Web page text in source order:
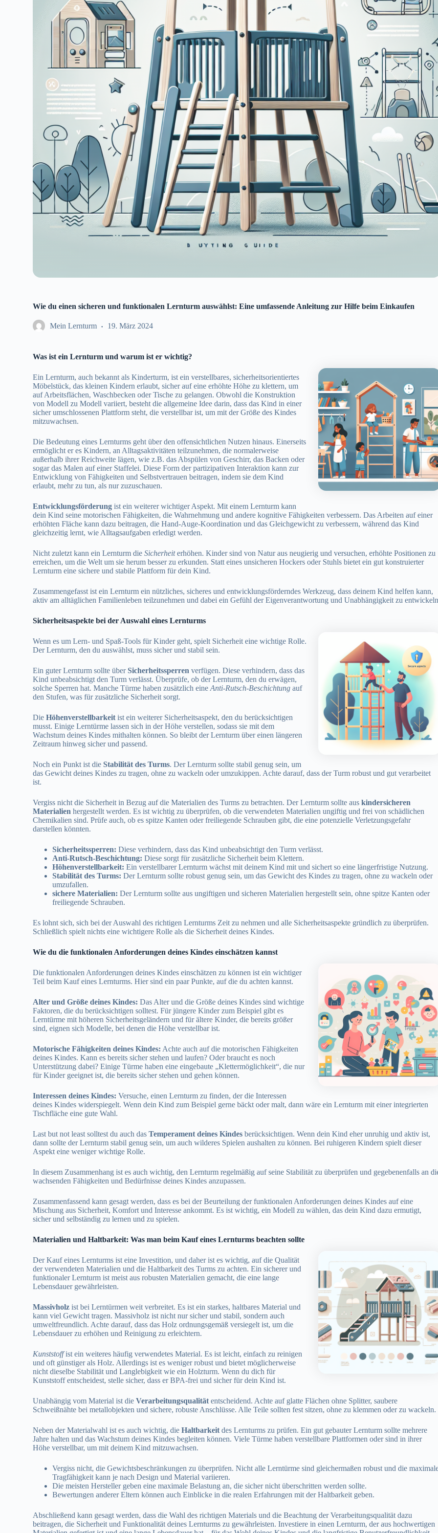
Wie du einen sicheren und funktionalen Lernturm auswählst: Eine umfassende Anleitung zur Hilfe beim Einkaufen
Mein Lernturm 19. März 2024
Was ist ein Lernturm und warum ist er wichtig?
Ein Lernturm, auch bekannt als Kinderturm, ist ein verstellbares, sicherheitsorientiertes
Möbelstück, das kleinen Kindern erlaubt, sicher auf eine erhöhte Höhe zu klettern, um
auf Arbeitsflächen, Waschbecken oder Tische zu gelangen. Obwohl die Konstruktion
von Modell zu Modell variiert, besteht die allgemeine Idee darin, dass das Kind in einer
sicher umschlossenen Plattform steht, die verstellbar ist, um mit der Größe des Kindes
mitzuwachsen.
Die Bedeutung eines Lernturms geht über den offensichtlichen Nutzen hinaus. Einerseits
ermöglicht er es Kindern, an Alltagsaktivitäten teilzunehmen, die normalerweise
außerhalb ihrer Reichweite lägen, wie z.B. das Abspülen von Geschirr, das Backen oder
sogar das Malen auf einer Staffelei. Diese Form der partizipativen Interaktion kann zur
Entwicklung von Fähigkeiten und Selbstvertrauen beitragen, indem sie dem Kind
erlaubt, mehr zu tun, als nur zuzuschauen.
Entwicklungsförderung ist ein weiterer wichtiger Aspekt. Mit einem Lernturm kann
dein Kind seine motorischen Fähigkeiten, die Wahrnehmung und andere kognitive Fähigkeiten verbessern. Das Arbeiten auf einer
erhöhten Fläche kann dazu beitragen, die Hand-Auge-Koordination und das Gleichgewicht zu verbessern, während das Kind
gleichzeitig lernt, wie Alltagsaufgaben erledigt werden.
Nicht zuletzt kann ein Lernturm dieSicherheiterhöhen. Kinder sind von Natur aus neugierig und versuchen, erhöhte Positionen zu
erreichen, um die Welt um sie herum besser zu erkunden. Statt eines unsicheren Hockers oder Stuhls bietet ein gut konstruierter
Lernturm eine sichere und stabile Plattform für dein Kind.
Zusammengefasst ist ein Lernturm ein nützliches, sicheres und entwicklungsförderndes Werkzeug, dass deinem Kind helfen kann,
aktiv am alltäglichen Familienleben teilzunehmen und dabei ein Gefühl der Eigenverantwortung und Unabhängigkeit zu
Sicherheitsaspekte bei der Auswahl eines Lernturms
Wenn es um Lern- und Spaß-Tools für Kinder geht, spielt Sicherheit eine wichtige Rolle.
Der Lernturm, den du auswählst, muss sicher und stabil sein.
Ein guter Lernturm sollte überSicherheitssperren verfügen. Diese verhindern, dass das
Kind unbeabsichtigt den Turm verlässt. Überprüfe, ob der Lernturm, den du erwägen,
solche Sperren hat. Manche Türme haben zusätzlich eineAnti-Rutsch-Beschichtung auf
den Stufen, was für zusätzliche Sicherheit sorgt.
DieHöhenverstellbarkeit ist ein weiterer Sicherheitsaspekt, den du berücksichtigen
musst. Einige Lerntürme lassen sich in der Höhe verstellen, sodass sie mit dem
Wachstum deines Kindes mithalten können. So bleibt der Lernturm über einen längeren
Zeitraum hinweg sicher und passend.
Noch ein Punkt ist dieStabilität des Turms. Der Lernturm sollte stabil genug sein, um
das Gewicht deines Kindes zu tragen, ohne zu wackeln oder umzukippen. Achte darauf, dass der Turm robust und gut verarbeitet
ist.
Vergiss nicht die Sicherheit in Bezug auf die Materialien des Turms zu betrachten. Der Lernturm sollte auskindersicheren
Materialien hergestellt werden. Es ist wichtig zu überprüfen, ob die verwendeten Materialien ungiftig und frei von schädlichen
Chemikalien sind. Prüfe auch, ob es spitze Kanten oder freiliegende Schrauben gibt, die eine potenzielle Verletzungsgefahr
darstellen könnten.
Sicherheitssperren: Diese verhindern, dass das Kind unbeabsichtigt den Turm verlässt.
Anti-Rutsch-Beschichtung: Diese sorgt für zusätzliche Sicherheit beim Klettern.
Höhenverstellbarkeit: Ein verstellbarer Lernturm wächst mit deinem Kind mit und sichert so eine längerfristige Nutzung.
Stabilität des Turms: Der Lernturm sollte robust genug sein, um das Gewicht des Kindes zu tragen, ohne zu wackeln oder
umzufallen.
sichere Materialien: Der Lernturm sollte aus ungiftigen und sicheren Materialien hergestellt sein, ohne spitze Kanten oder
freiliegende Schrauben.
Es lohnt sich, sich bei der Auswahl des richtigen Lernturms Zeit zu nehmen und alle Sicherheitsaspekte gründlich zu überprüfen.
Schließlich spielt nichts eine wichtigere Rolle als die Sicherheit deines Kindes.
Wie du die funktionalen Anforderungen deines Kindes einschätzen kannst
Die funktionalen Anforderungen deines Kindes einschätzen zu können ist ein wichtiger
Teil beim Kauf eines Lernturms. Hier sind ein paar Punkte, auf die du achten kannst.
Alter und Größe deines Kindes: Das Alter und die Größe deines Kindes sind wichtige
Faktoren, die du berücksichtigen solltest. Für jüngere Kinder zum Beispiel gibt es
Lerntürme mit höheren Sicherheitsgeländern und für ältere Kinder, die bereits größer
sind, eignen sich Modelle, bei denen die Höhe verstellbar ist.
Motorische Fähigkeiten deines Kindes: Achte auch auf die motorischen Fähigkeiten
deines Kindes. Kann es bereits sicher stehen und laufen? Oder braucht es noch
Unterstützung dabei? Einige Türme haben eine eingebaute „Klettermöglichkeit“, die nur
für Kinder geeignet ist, die bereits sicher stehen und gehen können.
Interessen deines Kindes: Versuche, einen Lernturm zu finden, der die Interessen
deines Kindes widerspiegelt. Wenn dein Kind zum Beispiel gerne bäckt oder malt, dann wäre ein Lernturm mit einer integrierten
Tischfläche eine gute Wahl.
Last but not least solltest du auch dasTemperament deines Kindes berücksichtigen. Wenn dein Kind eher unruhig und aktiv ist,
dann sollte der Lernturm stabil genug sein, um auch wilderes Spielen aushalten zu können. Bei ruhigeren Kindern spielt dieser
Aspekt eine weniger wichtige Rolle.
In diesem Zusammenhang ist es auch wichtig, den Lernturm regelmäßig auf seine Stabilität zu überprüfen und gegebenenfalls an
wachsenden Fähigkeiten und Bedürfnisse deines Kindes anzupassen.
Zusammenfassend kann gesagt werden, dass es bei der Beurteilung der funktionalen Anforderungen deines Kindes auf eine
Mischung aus Sicherheit, Komfort und Interesse ankommt. Es ist wichtig, ein Modell zu wählen, das dein Kind dazu ermutigt,
sicher und selbständig zu lernen und zu spielen.
Materialien und Haltbarkeit: Was man beim Kauf eines Lernturms beachten sollte
Der Kauf eines Lernturms ist eine Investition, und daher ist es wichtig, auf die Qualität
der verwendeten Materialien und die Haltbarkeit des Turms zu achten. Ein sicherer und
funktionaler Lernturm ist meist aus robusten Materialien gemacht, die eine lange
Lebensdauer gewährleisten.
Massivholz ist bei Lerntürmen weit verbreitet. Es ist ein starkes, haltbares Material und
kann viel Gewicht tragen. Massivholz ist nicht nur sicher und stabil, sondern auch
umweltfreundlich. Achte darauf, dass das Holz ordnungsgemäß versiegelt ist, um die
Lebensdauer zu erhöhen und Reinigung zu erleichtern.
Kunststoffist ein weiteres häufig verwendetes Material. Es ist leicht, einfach zu reinigen
und oft günstiger als Holz. Allerdings ist es weniger robust und bietet möglicherweise
nicht dieselbe Stabilität und Langlebigkeit wie ein Holzturm. Wenn du dich für
Kunststoff entscheidest, stelle sicher, dass er BPA-frei und sicher für dein Kind ist.
Unabhängig vom Material ist dieVerarbeitungsqualität entscheidend. Achte auf glatte Flächen ohne Splitter, saubere
Schweißnähte bei metallobjekten und sichere, robuste Anschlüsse. Alle Teile sollten fest sitzen, ohne zu klemmen oder zu wackeln.
Neben der Materialwahl ist es auch wichtig, dieHaltbarkeit des Lernturms zu prüfen. Ein gut gebauter Lernturm sollte mehrere
Jahre halten und das Wachstum deines Kindes begleiten können. Viele Türme haben verstellbare Plattformen oder sind in ihrer
Höhe verstellbar, um mit deinem Kind mitzuwachsen.
Vergiss nicht, die Gewichtsbeschränkungen zu überprüfen. Nicht alle Lerntürme sind gleichermaßen robust und die
Tragfähigkeit kann je nach Design und Material variieren.
Die meisten Hersteller geben eine maximale Belastung an, die sicher nicht überschritten werden sollte.
Bewertungen anderer Eltern können auch Einblicke in die realen Erfahrungen mit der Haltbarkeit geben.
Abschließend kann gesagt werden, dass die Wahl des richtigen Materials und die Beachtung der Verarbeitungsqualität dazu
beitragen, die Sicherheit und Funktionalität deines Lernturms zu gewährleisten. Investiere in einen Lernturm, der aus hochwertigen